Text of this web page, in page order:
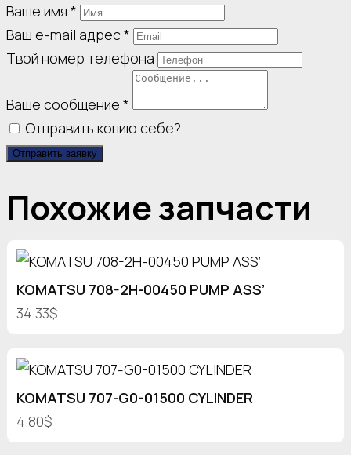
Ваше имя *
Ваш e-mail адрес*
Твой номер телефона
Ваше сообщение *
Отправить копию себе?
Отправить заявку
Похожие запчасти
KOMATSU 708-2H-00450 PUMP ASS’
34.33$
KOMATSU 707-G0-01500 CYLINDER
4.80$